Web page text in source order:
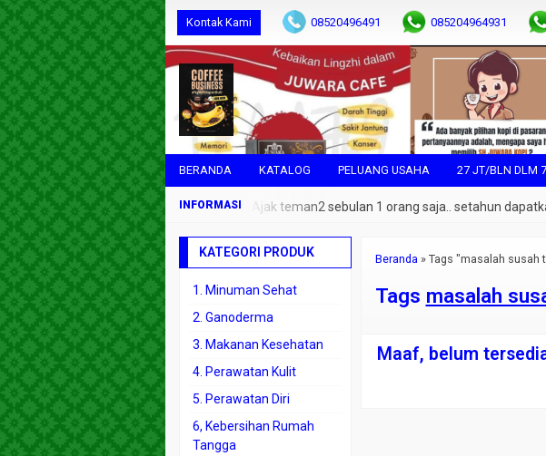
Kontak Kami 08520496491 085204964931
BERANDA KATALOG PELUANG USAHA 27 JT/BLN DLM
Sehat Nikmat dan Dapat Duit Mau ? Ajak teman2 sebulan 1 orang saja.. setahun dapatkan
Beranda» Tags "masalah susah
Tags masalah
Maaf, belum
KATEGORI PRODUK
1. Minuman Sehat
2. Ganoderma
3. Makanan Kesehatan
4. Perawatan Kulit
5. Perawatan Diri
6, Kebersihan Rumah
Tangga